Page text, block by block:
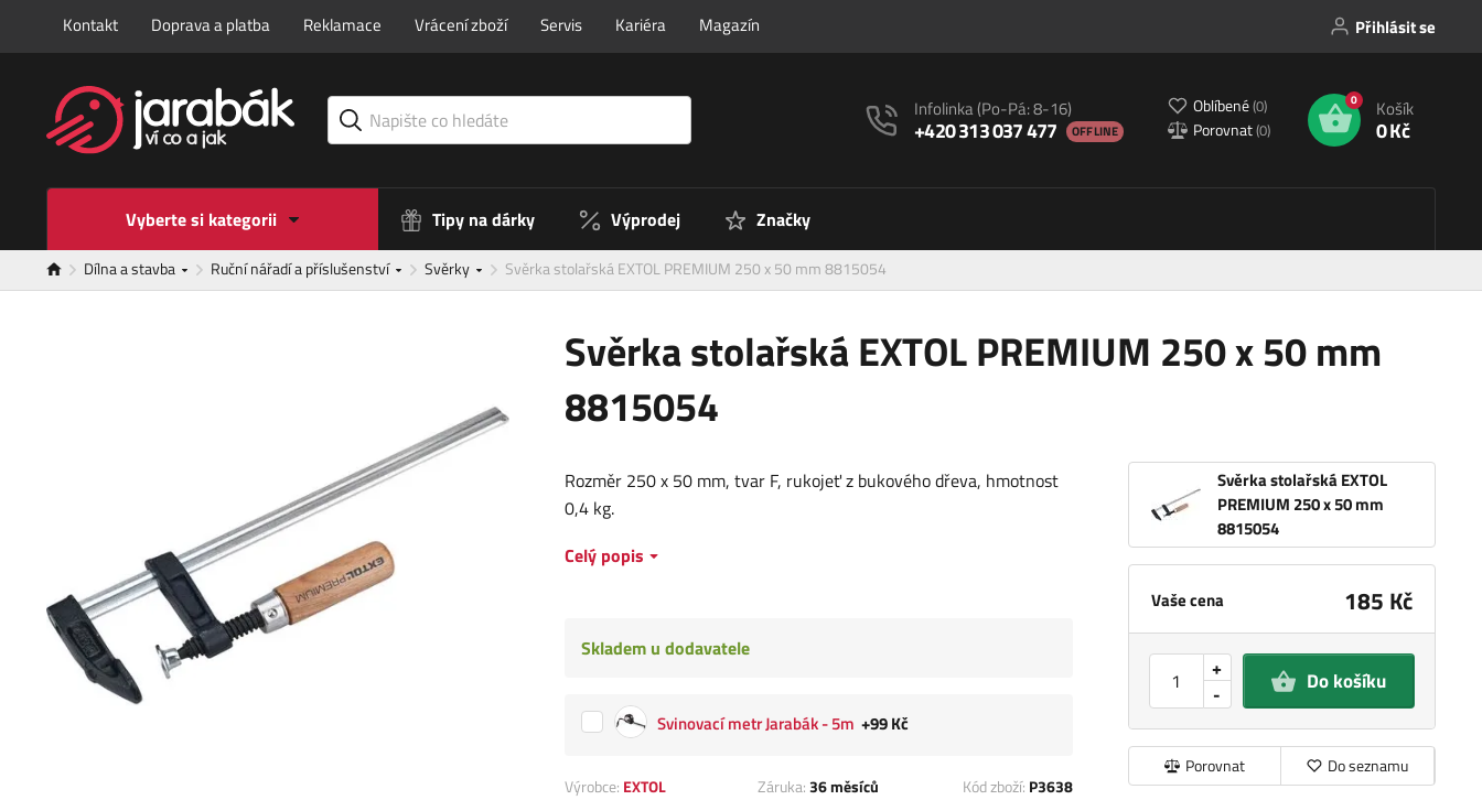
Kontakt Doprava a platba Reklamace Vrácení zboží Servis Kariéra Magazín Přihlásit se
Infolinka(Po-Pá: 8-16)
+420 313 037 477 OFFLINE
Oblíbené(0)
Porovnat(0)
0 Košík
0 Kč
Vyberte si kategorii Tipy na dárky Výprodej Značky
Dílna a stavba Ruční nářadí a příslušenství Svěrky Svěrka stolařská EXTOL PREMIUM 250 x 50 mm 8815054
Svěrka stolařská EXTOL PREMIUM 250 x 50 mm
8815054
Svěrka stolařská EXTOL
PREMIUM 250 x 50 mm
8815054
Vaše cena 185 Kč
-
+ Do košíku
Porovnat Do seznamu
Rozměr 250 x 50 mm, tvar F, rukojeť z bukového dřeva, hmotnost
0,4 kg.
Celý popis
Skladem u dodavatele
Svinovací metr Jarabák - 5m +99 Kč
Výrobce: EXTOL
Záruka:36 měsíců Kód zboží: P3638